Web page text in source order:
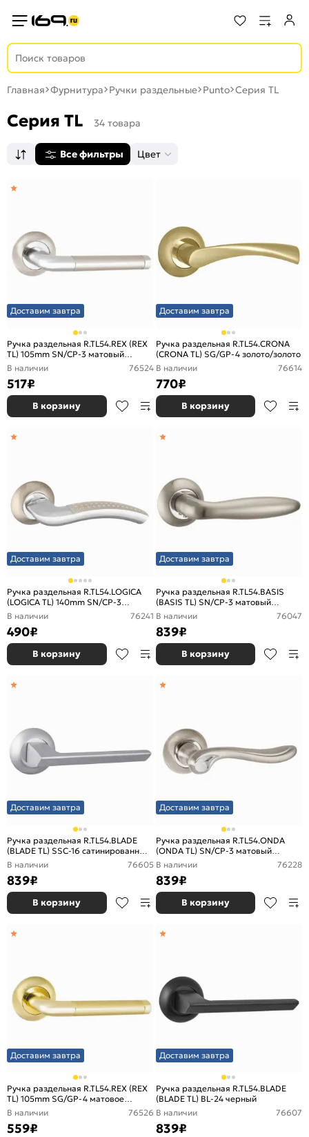
Главная Фурнитура Ручки раздельные Punto Серия TL
Серия TL 34 товара
Все фильтры Цвет
Доставим завтра
Ручка раздельная R.TL54.REX (REX
TL) 105mm SN/CP-3 матовый
никель/хром
В наличии 76524
517₽
В корзину
Доставим завтра
Ручка раздельная R.TL54.CRONA
(CRONA TL) SG/GP-4 золото/золото
В наличии
76614
770₽
В корзину
Доставим завтра
Ручка раздельная R.TL54.LOGICA
(LOGICA TL) 140mm SN/CP-3
матовый никель/хром
В наличии 76241
490₽
В корзину
Доставим завтра
Ручка раздельная R.TL54.BASIS
(BASIS TL) SN/CP-3 матовый
никель/хром
В наличии 76047
839₽
В корзину
Доставим завтра
Ручка раздельная R.TL54.BLADE
(BLADE TL) SSC-16 сатинированный
хром
В наличии 76605
839₽
В корзину
Доставим завтра
Ручка раздельная R.TL54.ONDA
(ONDA TL) SN/CP-3 матовый
никель/хром
В наличии 76228
839₽
В корзину
Доставим завтра
Ручка раздельная R.TL54.REX (REX
TL) 105mm SG/GP-4 матовое
золото/золото
В наличии 76526
559₽
Доставим завтра
Ручка раздельная R.TL54.BLADE
(BLADE TL) BL-24 черный
В наличии
76607
839₽